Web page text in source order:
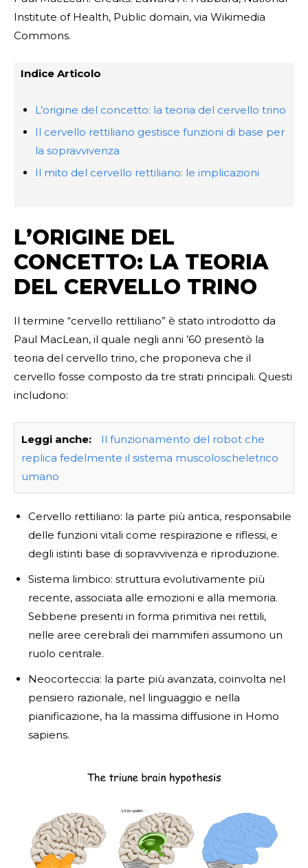
Institute of Health, Public domain, via Wikimedia
Commons.
Indice Articolo
L’origine del concetto: la teoria del cervello trino
Il cervello rettiliano gestisce funzioni di base per
la sopravvivenza
Il mito del cervello rettiliano: le implicazioni
L’ORIGINE DEL
CONCETTO: LA TEORIA
DEL CERVELLO TRINO
Il termine “cervello rettiliano” è stato introdotto da
Paul MacLean, il quale negli anni ’60 presentò la
teoria del cervello trino, che proponeva che il
cervello fosse composto da tre strati principali. Questi
includono:
Leggi anche:
Il funzionamento del robot che
replica fedelmente il sistema muscoloscheletrico
umano
Cervello rettiliano: la parte più antica, responsabile
delle funzioni vitali come respirazione e riflessi, e
degli istinti base di sopravvivenza e riproduzione.
Sistema limbico: struttura evolutivamente più
recente, associata alle emozioni e alla memoria.
Sebbene presenti in forma primitiva nei rettili,
nelle aree cerebrali dei mammiferi assumono un
ruolo centrale.
Neocorteccia: la parte più avanzata, coinvolta nel
pensiero razionale, nel linguaggio e nella
pianificazione, ha la massima diffusione in Homo
sapiens.